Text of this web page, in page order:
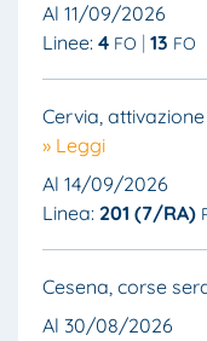
Al 11/09/2026
Linee: 4 FO 13 FO
Cervia,
» Leggi
Al 14/09/2026
Linea: 201 (7/RA)
Cesena, corse
Al 30/08/2026